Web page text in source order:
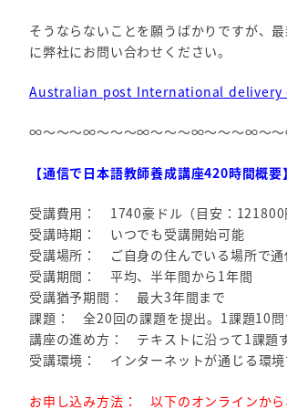
そうならないことを願うばかりですが、
に弊社にお問い合わせください。
Australian post International delivery
∞～～～∞～～～∞～～～∞～～～∞～
【通信で日本語教師養成講座420時間概要】
受講費用： 1740豪ドル（目安：121800
受講時期： いつでも受講開始可能
受講場所： ご自身の住んでいる場所で
受講期間： 平均、半年間から1年間
受講猶予期間： 最大3年間まで
課題： 全20回の課題を提出。1課題10問
講座の進め方： テキストに沿って1課題
受講環境： インターネットが通じる環
お申し込み方法： 以下のオンラインか